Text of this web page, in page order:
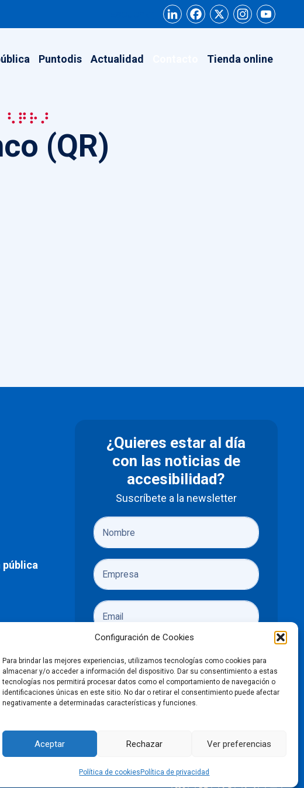
Configuración de Cookies
Para brindar las mejores experiencias, utilizamos tecnologías como cookies para
almacenar y/o acceder a información del dispositivo. Dar su consentimiento a estas
tecnologías nos permitirá procesar datos como el comportamiento de navegación o
identificaciones únicas en este sitio. No dar o retirar el consentimiento puede afectar
negativamente a determinadas características y funciones.
Aceptar Rechazar Ver preferencias
Política de cookies Política de privacidad
LinkedInFacebook
X Instagram
Puntodis Actualidad Tienda online
(QR)
¿Quieres estar al día
con las noticias de
accesibilidad?
Suscríbete a la newsletter
He leído y acepto laspolíticas de
privacidad
LinkedIn